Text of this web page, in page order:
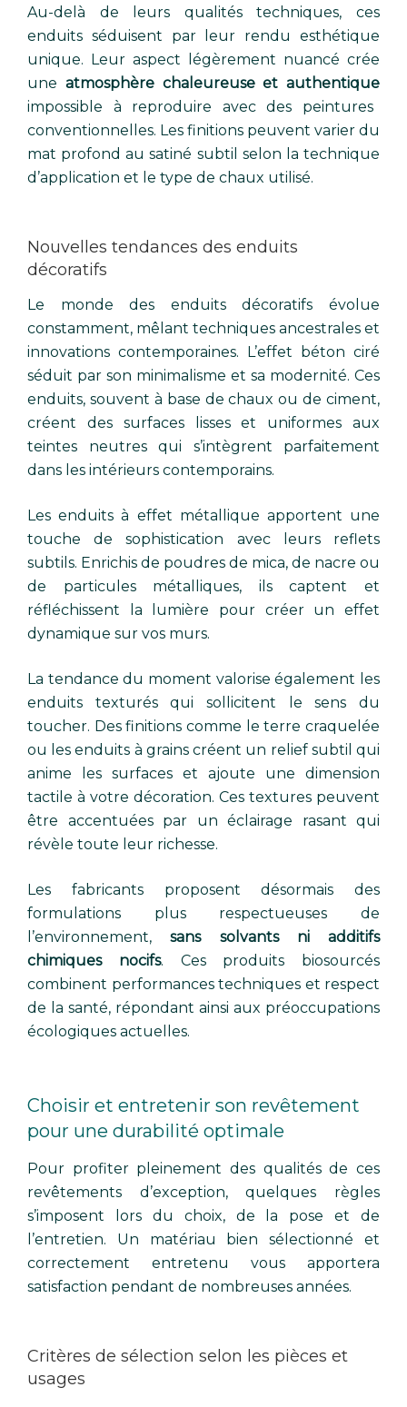
Au-delà de leurs qualités techniques, ces
enduits séduisent par leur rendu esthétique
unique. Leur aspect légèrement nuancé crée
une atmosphère chaleureuse et authentique
impossible à reproduire avec des peintures
conventionnelles. Les finitions peuvent varier du
mat profond au satiné subtil selon la technique
d’application et le type de chaux utilisé.
Nouvelles tendances des enduits
décoratifs
Le monde des enduits décoratifs évolue
constamment, mêlant techniques ancestrales et
innovations contemporaines. L’effet béton ciré
séduit par son minimalisme et sa modernité. Ces
enduits, souvent à base de chaux ou de ciment,
créent des surfaces lisses et uniformes aux
teintes neutres qui s’intègrent parfaitement
dans les intérieurs contemporains.
Les enduits à effet métallique apportent une
touche de sophistication avec leurs reflets
subtils. Enrichis de poudres de mica, de nacre ou
de particules métalliques, ils captent et
réfléchissent la lumière pour créer un effet
dynamique sur vos murs.
La tendance du moment valorise également les
enduits texturés qui sollicitent le sens du
toucher. Des finitions comme le terre craquelée
ou les enduits à grains créent un relief subtil qui
anime les surfaces et ajoute une dimension
tactile à votre décoration. Ces textures peuvent
être accentuées par un éclairage rasant qui
révèle toute leur richesse.
Les fabricants proposent désormais des
formulations plus respectueuses de
l’environnement,sans solvants ni additifs
chimiques nocifs. Ces produits biosourcés
combinent performances techniques et respect
de la santé, répondant ainsi aux préoccupations
écologiques actuelles.
Choisir et entretenir son revêtement
pour une durabilité optimale
Pour profiter pleinement des qualités de ces
revêtements d’exception, quelques règles
s’imposent lors du choix, de la pose et de
l’entretien. Un matériau bien sélectionné et
correctement entretenu vous apportera
satisfaction pendant de nombreuses années.
Critères de sélection selon les pièces et
usages